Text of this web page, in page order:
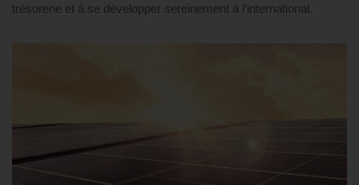
trésorerie et à se développer sereinement à l’international.